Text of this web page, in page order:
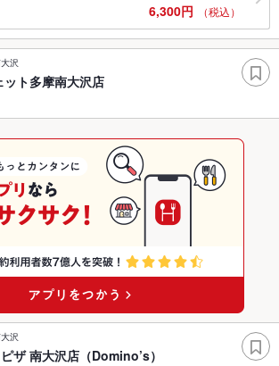
6,300円 （税込）
沢
ト多摩南大沢店
沢
ザ 南大沢店（Domino’s）